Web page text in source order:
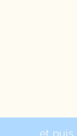
et puis